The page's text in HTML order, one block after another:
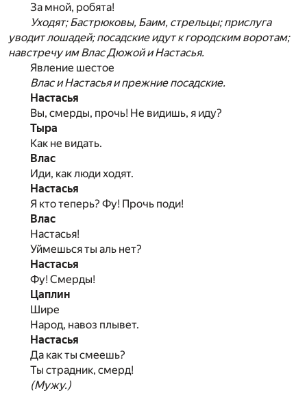
За мной, робята!
Уходят; Бастрюковы, Баим, стрельцы; прислуга
уводит лошадей; посадские идут к городским воротам;
навстречу им Влас Дюжой и Настасья.
Явление шестое
Влас и Настасья и прежние посадские.
Настасья
Вы, смерды, прочь! Не видишь, я иду?
Тыра
Как не видать.
Влас
Иди, как люди ходят.
Настасья
Я кто теперь? Фу! Прочь поди!
Влас
Настасья!
Уймешься ты аль нет?
Настасья
Фу! Смерды!
Цаплин
Шире
Народ, навоз плывет.
Настасья
Да как ты смеешь?
Ты страдник, смерд!
(Мужу.)